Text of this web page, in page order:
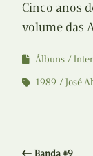
Cinco anos
volume das
Álbuns
1989
José